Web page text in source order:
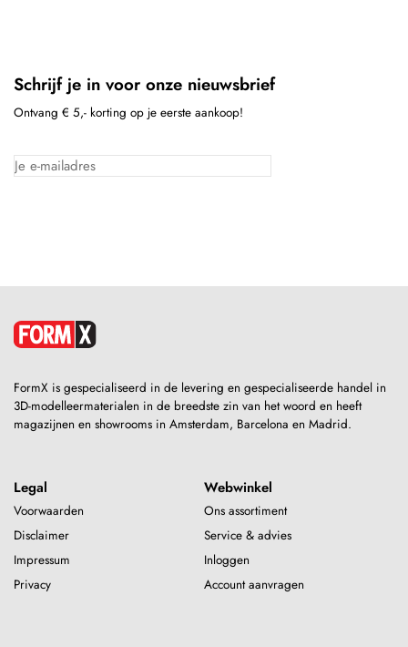
Schrijf je in voor onze nieuwsbrief
Ontvang € 5,- korting op je eerste aankoop!
FormX is gespecialiseerd in de levering en gespecialiseerde handel in
3D-modelleermaterialen in de breedste zin van het woord en heeft
magazijnen en showrooms in Amsterdam, Barcelona en Madrid.
Legal
Voorwaarden
Disclaimer
Impressum
Privacy
Webwinkel
Ons assortiment
Service & advies
Inloggen
Account aanvragen